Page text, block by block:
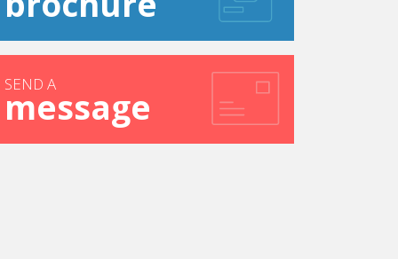
polyvalence, prise d'initiatives, etc.
qui procure une énorme satisfaction
SEND A
message